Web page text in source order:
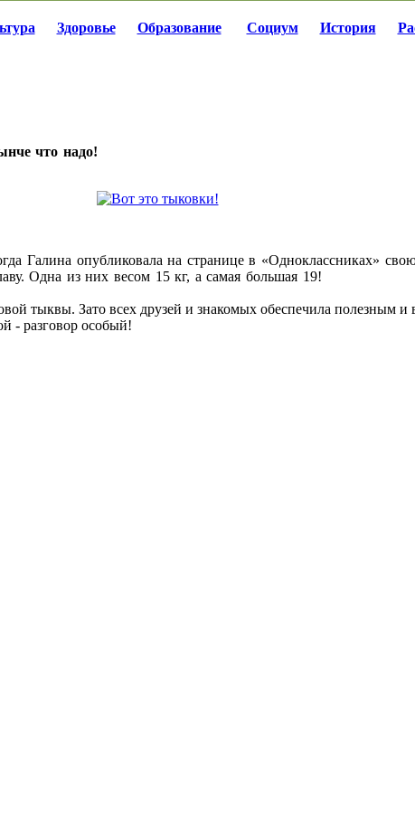
Здоровье Образование Социум История
что надо!
Галина опубликовала на странице в «Одноклассниках»
Одна из них весом 15 кг, а самая большая 19!
тыквы. Зато всех друзей и знакомых обеспечила полезным
- разговор особый!